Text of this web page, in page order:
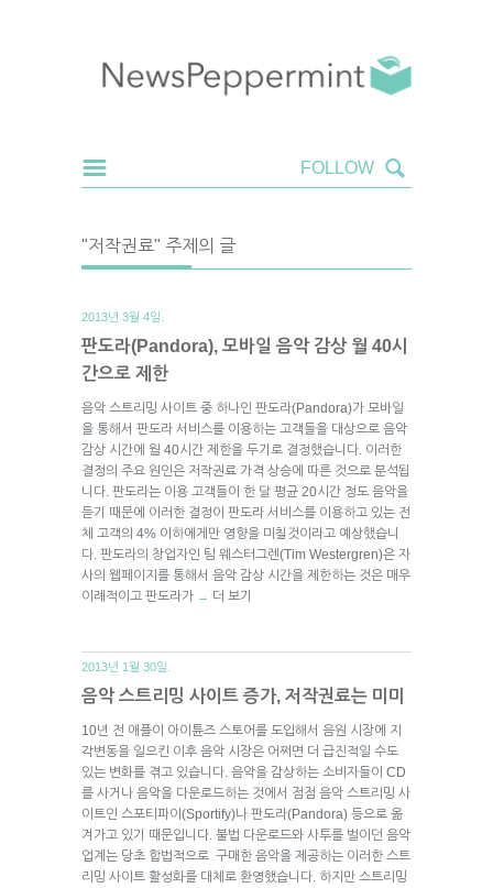
"저작권료" 주제의 글
2013년 3월 4일.
판도라(Pandora), 모바일 음악 감상 월 40시
간으로 제한
음악 스트리밍 사이트 중 하나인 판도라(Pandora)가 모바일
을 통해서 판도라 서비스를 이용하는 고객들을 대상으로 음악
감상 시간에 월 40시간 제한을 두기로 결정했습니다. 이러한
결정의 주요 원인은 저작권료 가격 상승에 따른 것으로 분석됩
니다. 판도라는 이용 고객들이 한 달 평균 20시간 정도 음악을
듣기 때문에 이러한 결정이 판도라 서비스를 이용하고 있는 전
체 고객의 4% 이하에게만 영향을 미칠것이라고 예상했습니
다. 판도라의 창업자인 팀 웨스터그렌(Tim Westergren)은 자
사의 웹페이지를 통해서 음악 감상 시간을 제한하는 것은 매우
이례적이고 판도라가 → 더 보기
2013년 1월 30일.
음악 스트리밍 사이트 증가, 저작권료는 미미
10년 전 애플이 아이튠즈 스토어를 도입해서 음원 시장에 지
각변동을 일으킨 이후 음악 시장은 어쩌면 더 급진적일 수도
있는 변화를 겪고 있습니다. 음악을 감상하는 소비자들이 CD
를 사거나 음악을 다운로드하는 것에서 점점 음악 스트리밍 사
이트인 스포티파이(Sportify)나 판도라(Pandora) 등으로 옮
겨가고 있기 때문입니다. 불법 다운로드와 사투를 벌이던 음악
업계는 당초 합법적으로 구매한 음악을 제공하는 이러한 스트
리밍 사이트 활성화를 대체로 환영했습니다. 하지만 스트리밍